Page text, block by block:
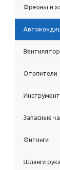
Фреоны и
Отопители
Инструмент
Запасные
Фитинги
Шланги